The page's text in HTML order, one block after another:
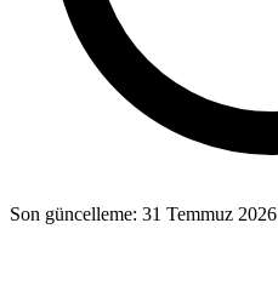
Son güncelleme: 31 Temmuz 2026